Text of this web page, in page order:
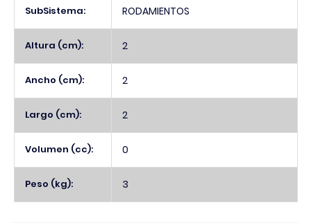
SubSistema: RODAMIENTOS
Altura (cm): 2
Ancho (cm): 2
Largo (cm): 2
Volumen (cc): 0
Peso (kg): 3